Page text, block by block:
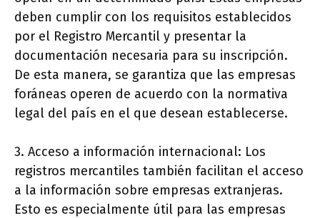
deben cumplir con los requisitos establecidos
por el Registro Mercantil y presentar la
documentación necesaria para su inscripción.
De esta manera, se garantiza que las empresas
foráneas operen de acuerdo con la normativa
legal del país en el que desean establecerse.
3. Acceso a información internacional: Los
registros mercantiles también facilitan el acceso
a la información sobre empresas extranjeras.
Esto es especialmente útil para las empresas